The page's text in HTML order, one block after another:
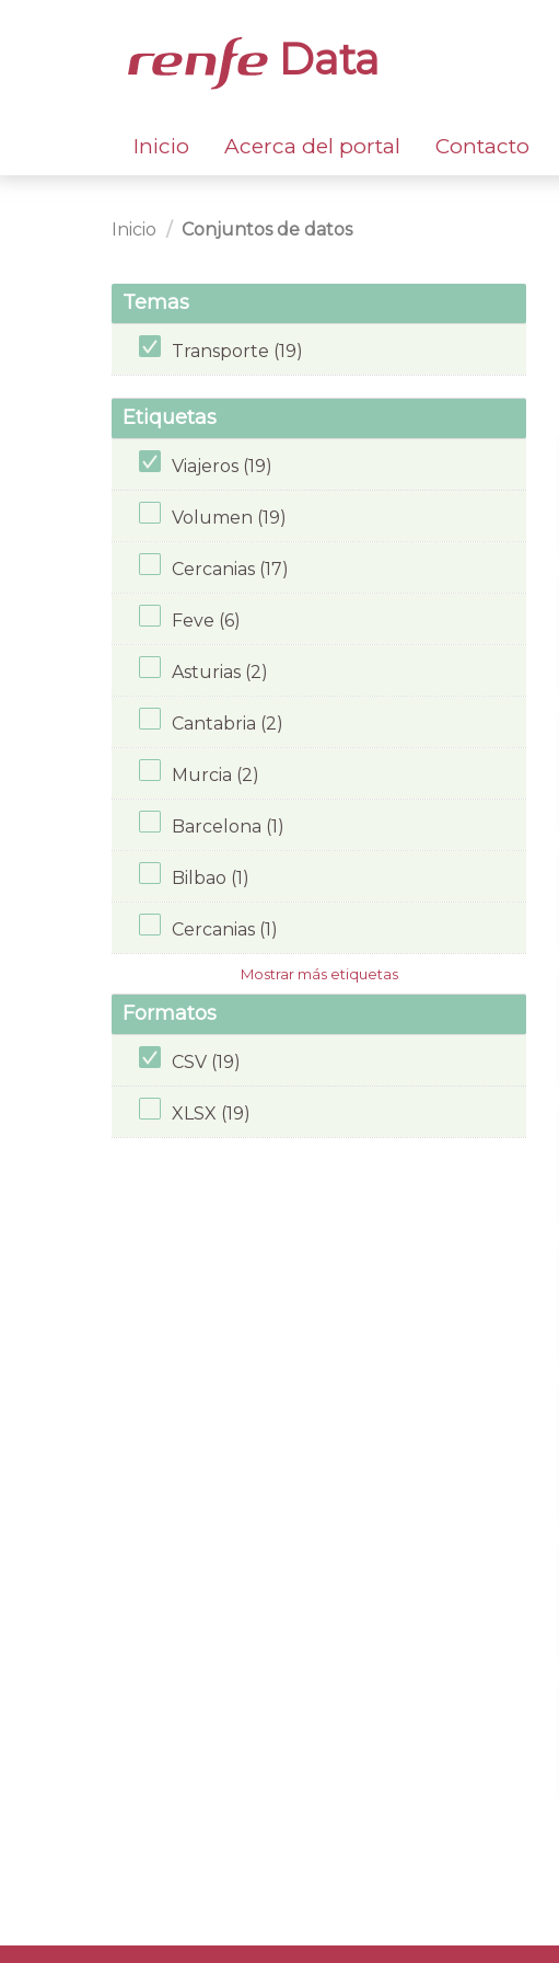
Data
Inicio Acerca del portal Contacto
Inicio Conjuntos de datos
Temas
Transporte (19)
Etiquetas
Viajeros (19)
Volumen (19)
Cercanias (17)
Feve (6)
Asturias (2)
Cantabria (2)
Murcia (2)
Barcelona (1)
Bilbao (1)
Cercanias (1)
Mostrar más etiquetas
Formatos
CSV (19)
XLSX (19)